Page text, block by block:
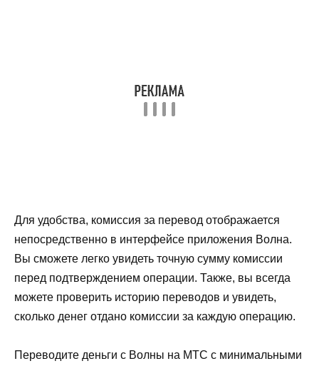
Для удобства, комиссия за перевод отображается
непосредственно в интерфейсе приложения Волна.
Вы сможете легко увидеть точную сумму комиссии
перед подтверждением операции. Также, вы всегда
можете проверить историю переводов и увидеть,
сколько денег отдано комиссии за каждую операцию.
Переводите деньги с Волны на МТС с минимальными